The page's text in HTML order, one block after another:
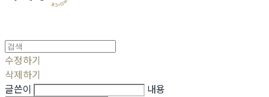
수정하기
삭제하기
글쓴이
내용